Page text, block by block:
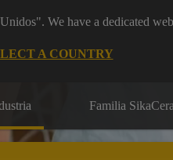
We have a dedicated
A COUNTRY
Familia